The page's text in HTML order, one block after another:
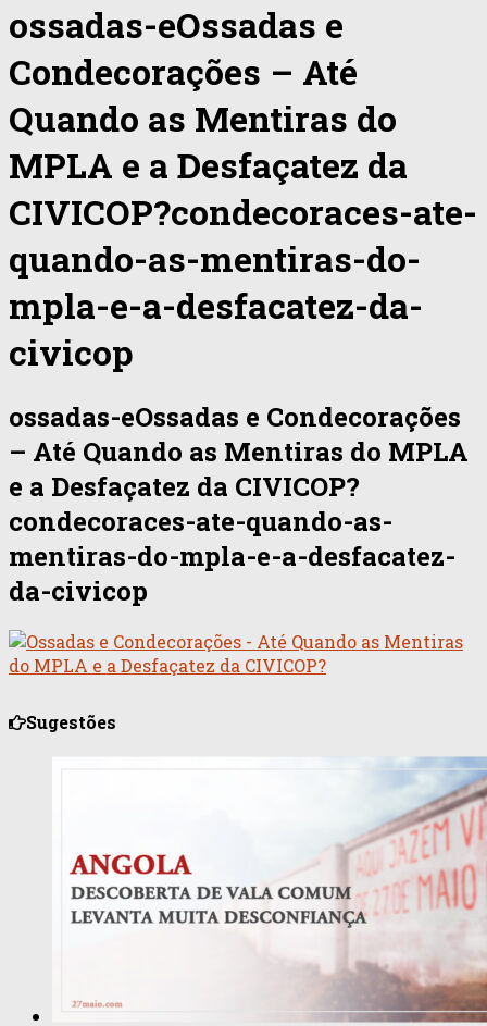
ossadas-eOssadas e
Condecorações – Até
Quando as Mentiras do
MPLA e a Desfaçatez da
CIVICOP?condecoraces-ate-
quando-as-mentiras-do-
mpla-e-a-desfacatez-da-
civicop
ossadas-eOssadas e Condecorações
– Até Quando as Mentiras do MPLA
e a Desfaçatez da CIVICOP?
condecoraces-ate-quando-as-
mentiras-do-mpla-e-a-desfacatez-
da-civicop
Sugestões